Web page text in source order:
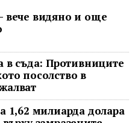
вече видяно и още
в съда: Противниците
посолство в
1,62 милиарда долара